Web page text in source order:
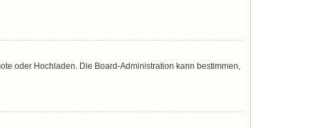
oder Hochladen. Die Board-Administration kann bestimmen,